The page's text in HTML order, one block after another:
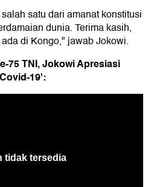
satu dari amanat konstitusi
dunia. Terima kasih,
di Kongo," jawab Jokowi.
75 TNI, Jokowi Apresiasi
19':